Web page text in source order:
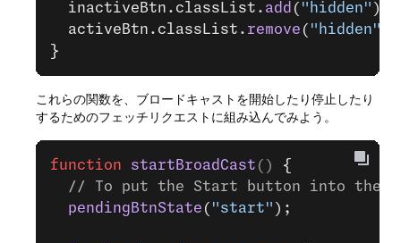
  inactiveBtn.classList.
add ( "hidden" );
  activeBtn.classList.
remove ( "hidden"
}
これらの関数を、ブロードキャストを開始したり停止したり
するためのフェッチリクエストに組み込んでみよう。
function startBroadCast () {
// To put the Start button into the
  pendingBtnState
( "start" );